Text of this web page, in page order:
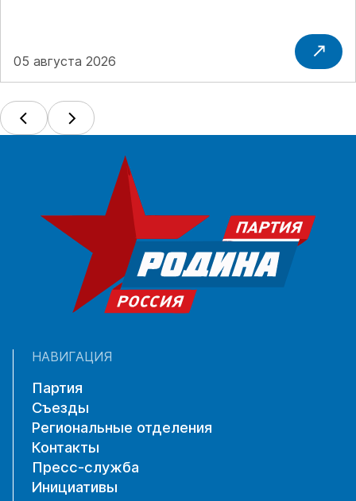
05 августа 2026
НАВИГАЦИЯ
Партия
Съезды
Региональные отделения
Контакты
Пресс-служба
Инициативы